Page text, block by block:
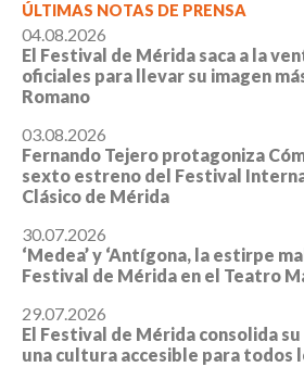
ÚLTIMAS NOTAS DE PRENSA
04.08.2026
El Festival de Mérida saca a la
oficiales para llevar su imagen
Romano
03.08.2026
Fernando Tejero protagoniza
sexto estreno del Festival
Clásico de Mérida
30.07.2026
‘Medea’ y ‘Antígona, la estirpe
Festival de Mérida en el Teatro
29.07.2026
El Festival de Mérida consolida
una cultura accesible para todos